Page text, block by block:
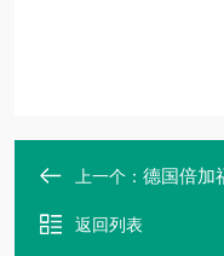
上一个： 德国倍加
返回列表